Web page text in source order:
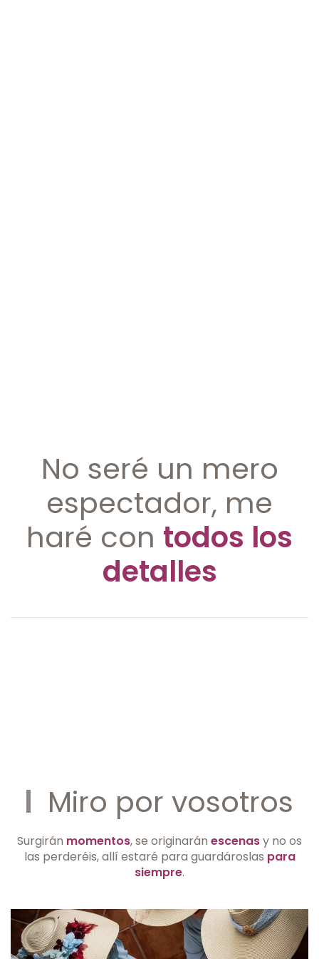
No seré un mero
espectador, me
haré con todos los
detalles
Miro por vosotros
Surgirán momentos, se originarán escenasy no os
las perderéis, allí estaré para guardároslas para
siempre.